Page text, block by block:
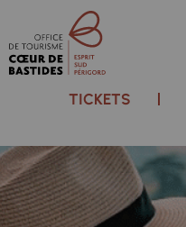
TICKETS